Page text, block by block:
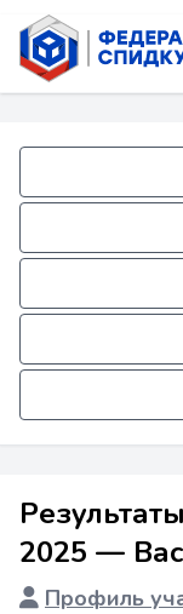
2025 —
Профиль